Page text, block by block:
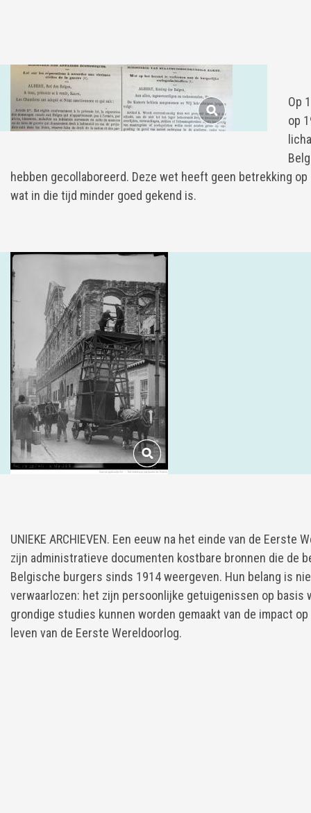
Op
op
hebben gecollaboreerd. Deze wet heeft geen betrekking
wat in die tijd minder goed gekend is.
UNIEKE ARCHIEVEN. Een eeuw na het einde van de Eerste
zijn administratieve documenten kostbare bronnen die de
Belgische burgers sinds 1914 weergeven. Hun belang is
verwaarlozen: het zijn persoonlijke getuigenissen op basis
grondige studies kunnen worden gemaakt van de impact
leven van de Eerste Wereldoorlog.